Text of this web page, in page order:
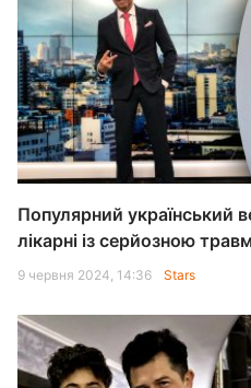
Популярний український
лікарні із серйозною
9 червня 2024, 14:36 Stars